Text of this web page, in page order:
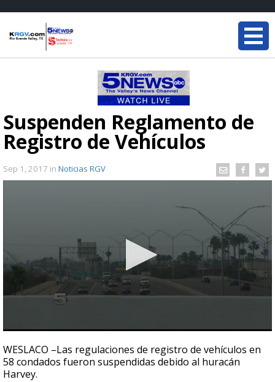
Suspenden Reglamento de
Registro de Vehículos
Sep 1, 2017 in Noticias RGV
seconds
of
30
seconds
WESLACO –Las regulaciones de registro de vehículos en
58 condados fueron suspendidas debido al huracán
Harvey.